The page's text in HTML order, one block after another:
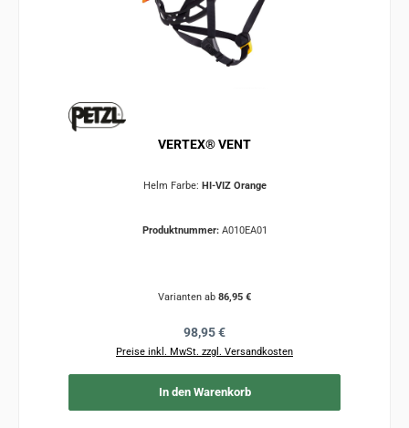
VERTEX® VENT
Helm Farbe: HI-VIZ Orange
Produktnummer: A010EA01
Varianten ab 86,95 €
Regulärer Preis:
98,95 €
Preise inkl. MwSt. zzgl. Versandkosten
In den Warenkorb